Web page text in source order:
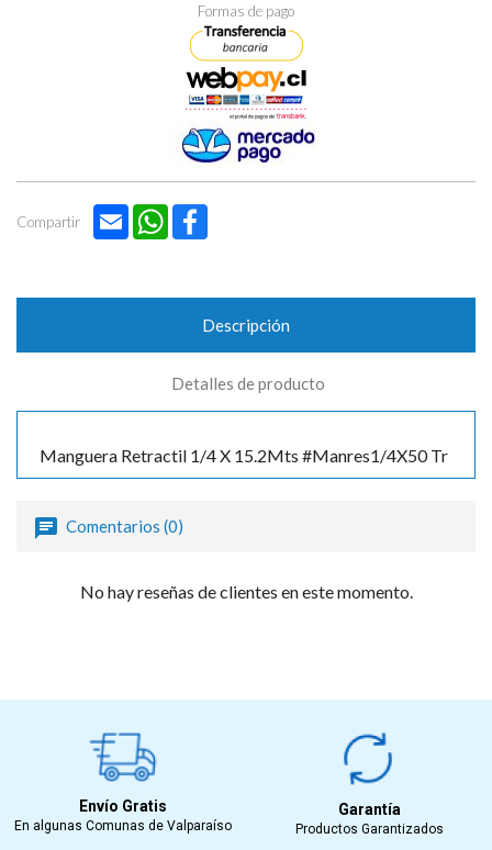
Formas de pago
Compartir Email WhatsApp
Descripción
Detalles de producto
Manguera Retractil 1/4 X 15.2Mts #Manres1/4X50 Tr
Comentarios (0)
No hay reseñas de clientes en este momento.
Envío Gratis
En algunas Comunas de Valparaíso
Garantía
Productos Garantizados